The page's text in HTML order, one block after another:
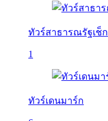
ทัวร์สาธารณรัฐเช็ก
1
ทัวร์เดนมาร์ก